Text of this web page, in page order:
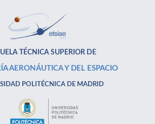
TÉCNICA SUPERIOR DE
AERONÁUTICA Y DEL ESPACIO
POLITÉCNICA DE MADRID